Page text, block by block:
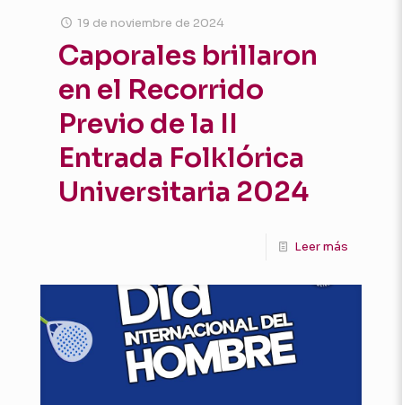
19 de noviembre de 2024
Caporales brillaron
en el Recorrido
Previo de la II
Entrada Folklórica
Universitaria 2024
Leer más